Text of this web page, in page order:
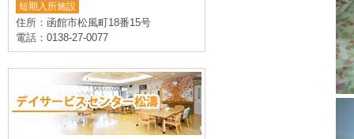
短期入所施設
住所：函館市松風町18番15号
電話：0138-27-0077